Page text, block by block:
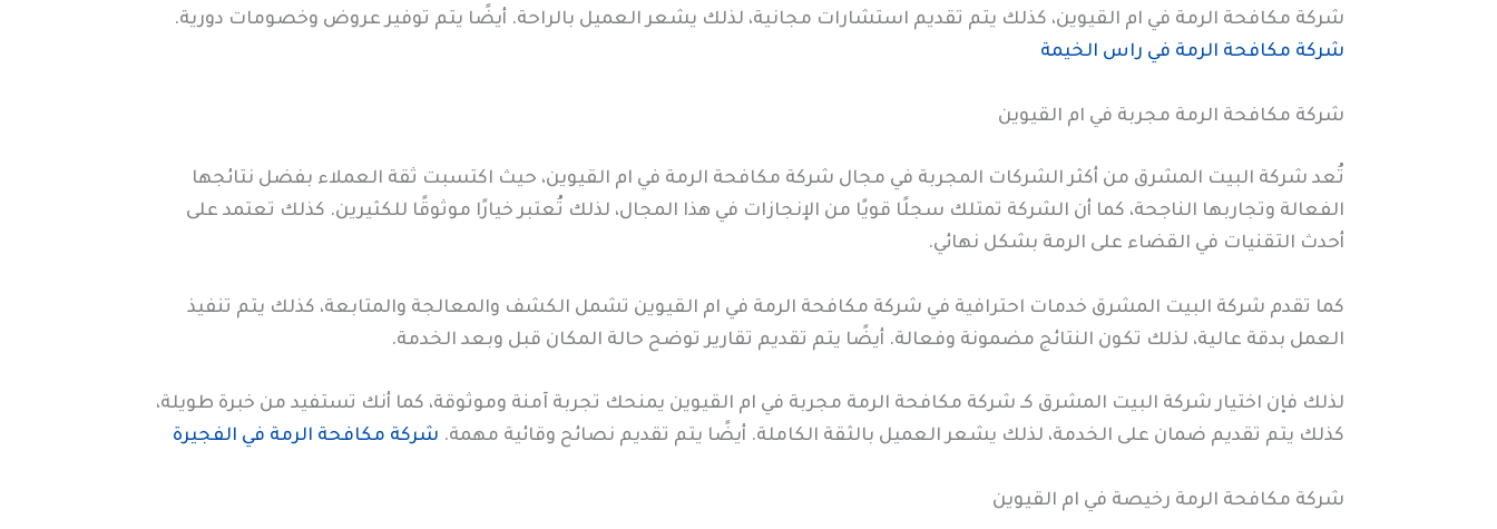
شركة مكافحة الرمة في ام القيوين، كذلك يتم تقديم استشارات مجانية، لذلك يشعر العميل بالراحة. أيضًا يتم توفير عروض وخصومات دورية.
شركة مكافحة الرمة في راس الخيمة
شركة مكافحة الرمة مجربة في ام القيوين
تُعد شركة البيت المشرق من أكثر الشركات المجربة في مجال شركة مكافحة الرمة في ام القيوين، حيث اكتسبت ثقة العملاء بفضل نتائجها
الفعالة وتجاربها الناجحة، كما أن الشركة تمتلك سجلًا قويًا من الإنجازات في هذا المجال، لذلك تُعتبر خيارًا موثوقًا للكثيرين. كذلك تعتمد على
أحدث التقنيات في القضاء على الرمة بشكل نهائي.
كما تقدم شركة البيت المشرق خدمات احترافية في شركة مكافحة الرمة في ام القيوين تشمل الكشف والمعالجة والمتابعة، كذلك يتم تنفيذ
العمل بدقة عالية، لذلك تكون النتائج مضمونة وفعالة. أيضًا يتم تقديم تقارير توضح حالة المكان قبل وبعد الخدمة.
لذلك فإن اختيار شركة البيت المشرق كـ شركة مكافحة الرمة مجربة في ام القيوين يمنحك تجربة آمنة وموثوقة، كما أنك تستفيد من خبرة طويلة،
كذلك يتم تقديم ضمان على الخدمة، لذلك يشعر العميل بالثقة الكاملة. أيضًا يتم تقديم نصائح وقائية مهمة. شركة مكافحة الرمة في الفجيرة
شركة مكافحة الرمة رخيصة في ام القيوين